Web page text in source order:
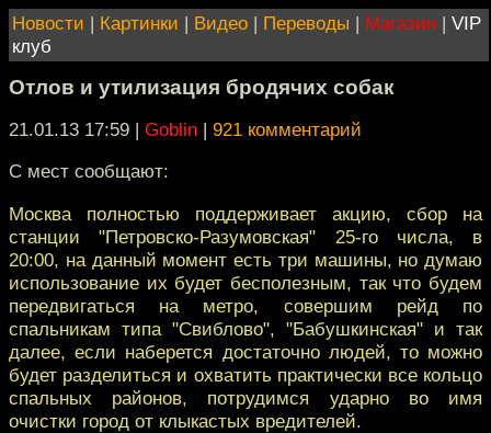
Новости | Картинки | Видео | Переводы | Магазин | VIP
клуб
Отлов и утилизация бродячих собак
21.01.13 17:59 | Goblin | 921 комментарий
С мест сообщают:
Москва полностью поддерживает акцию, сбор на
станции "Петровско-Разумовская" 25-го числа, в
20:00, на данный момент есть три машины, но думаю
использование их будет бесполезным, так что будем
передвигаться на метро, совершим рейд по
спальникам типа "Свиблово", "Бабушкинская" и так
далее, если наберется достаточно людей, то можно
будет разделиться и охватить практически все кольцо
спальных районов, потрудимся ударно во имя
очистки город от клыкастых вредителей.